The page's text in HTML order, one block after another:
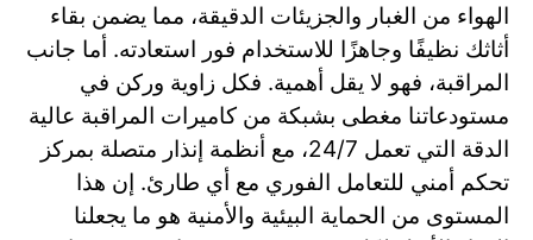
الهواء من الغبار والجزيئات الدقيقة، مما يضمن بقاء
أثاثك نظيفًا وجاهزًا للاستخدام فور استعادته. أما جانب
المراقبة، فهو لا يقل أهمية. فكل زاوية وركن في
مستودعاتنا مغطى بشبكة من كاميرات المراقبة عالية
الدقة التي تعمل 24/7، مع أنظمة إنذار متصلة بمركز
تحكم أمني للتعامل الفوري مع أي طارئ. إن هذا
المستوى من الحماية البيئية والأمنية هو ما يجعلنا